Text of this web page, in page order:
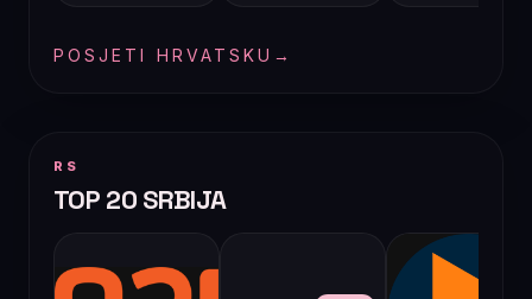
POSJETI HRVATSKU →
RS
TOP 20 SRBIJA